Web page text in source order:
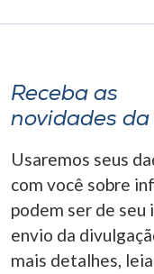
o idioma
A-
Receba as
novidades da
Usaremos seus
com você sobre
podem ser de seu
envio da
mais detalhes,